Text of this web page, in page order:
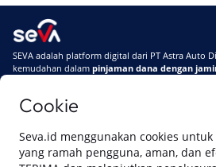
Cookie
Seva.id menggunakan cookies
yang ramah pengguna, aman, dan
SEVA adalah platform digital dari PT Astra Auto
kemudahan dalam pinjaman dana dengan
Di SEVA, BPKB mobilmu #BisaJadiDuit
Tentang SEVASyarat & Ketentuan
Pemberitahuan Privasi